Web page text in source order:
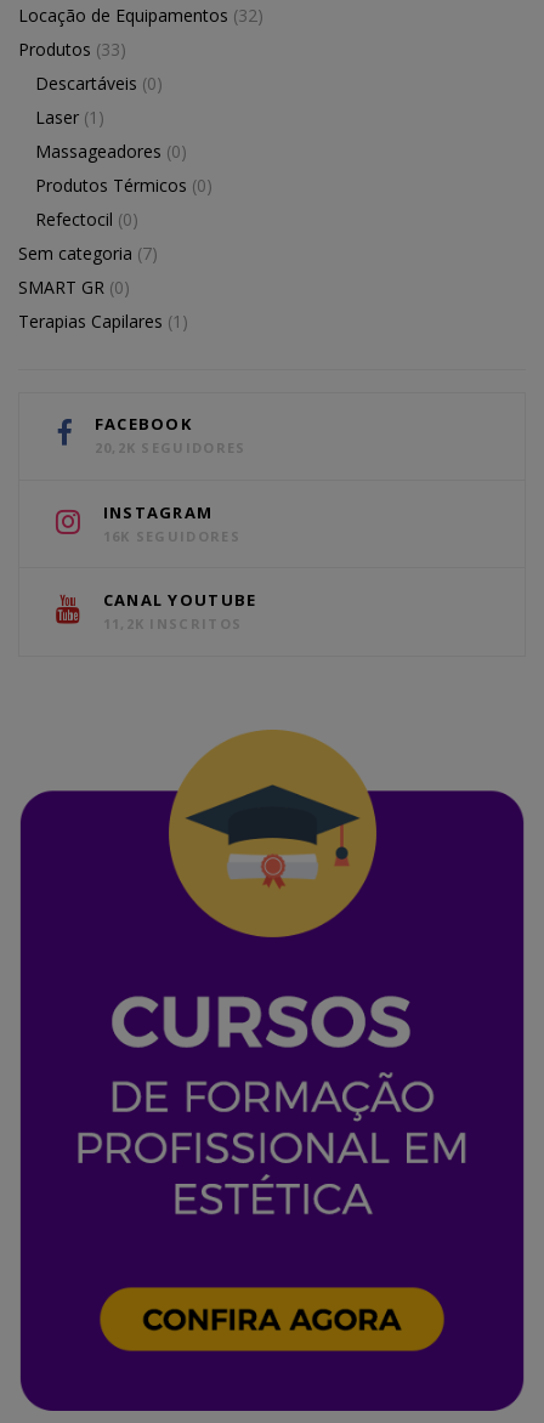
Locação de Equipamentos (32)
Produtos (33)
Descartáveis (0)
Laser (1)
Massageadores (0)
Produtos Térmicos (0)
Refectocil (0)
Sem categoria (7)
SMART GR (0)
Terapias Capilares (1)
FACEBOOK
20,2K SEGUIDORES
INSTAGRAM
16K SEGUIDORES
CANAL YOUTUBE
11,2K INSCRITOS